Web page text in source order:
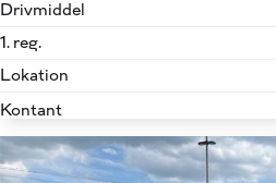
Drivmiddel
1. reg.
Lokation
Kontant